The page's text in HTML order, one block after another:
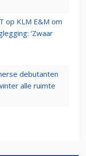
op KLM E&M om
‘Zwaar
debutanten
alle ruimte